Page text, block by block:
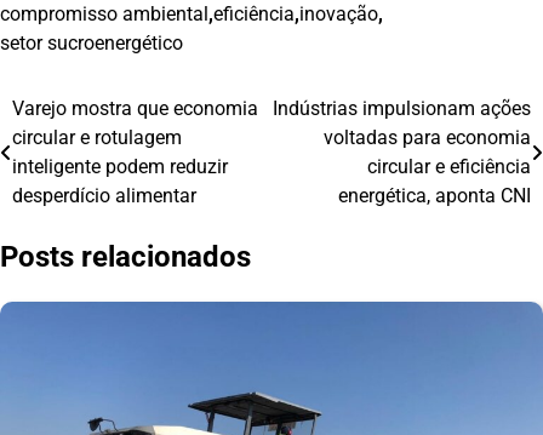
compromisso ambiental,eficiência,inovação,
setor sucroenergético
Navegação
de
Post
Varejo mostra que economia
circular e rotulagem
inteligente podem reduzir
desperdício alimentar
Indústrias impulsionam ações
voltadas para economia
circular e eficiência
energética, aponta CNI
Posts relacionados